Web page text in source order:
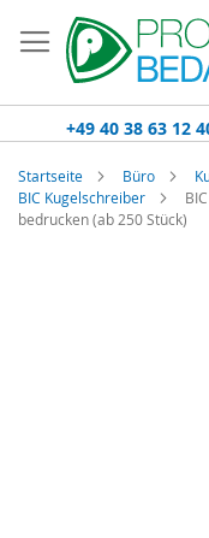
Inhalt
springen
+49 40 38 63 12
Startseite Büro
BIC Kugelschreiber
bedrucken (ab 250 Stück)